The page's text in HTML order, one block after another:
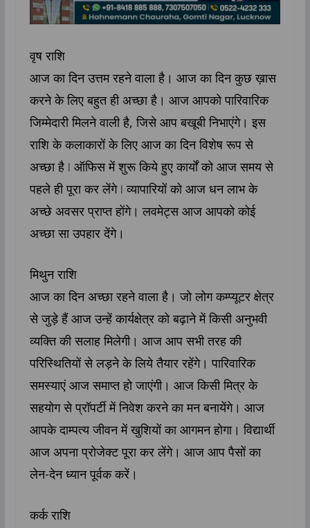
वृष राशि
आज का दिन उत्तम रहने वाला है। आज का दिन कुछ ख़ास
करने के लिए बहुत ही अच्छा है। आज आपको पारिवारिक
जिम्मेदारी मिलने वाली है, जिसे आप बखूबी निभाएंगे। इस
राशि के कलाकारों के लिए आज का दिन विशेष रूप से
अच्छा है ǀ ऑफिस में शुरू किये हुए कार्यों को आज समय से
पहले ही पूरा कर लेंगे ǀ व्यापारियों को आज धन लाभ के
अच्छे अवसर प्राप्त होंगे। लवमेट्स आज आपको कोई
अच्छा सा उपहार देंगे।
मिथुन राशि
आज का दिन अच्छा रहने वाला है। जो लोग कम्प्यूटर क्षेत्र
से जुड़े हैं आज उन्हें कार्यक्षेत्र को बढ़ाने में किसी अनुभवी
व्यक्ति की सलाह मिलेगी। आज आप सभी तरह की
परिस्थितियों से लड़ने के लिये तैयार रहेंगे। पारिवारिक
समस्याएं आज समाप्त हो जाएंगी। आज किसी मित्र के
सहयोग से प्रॉपर्टी में निवेश करने का मन बनायेंगे। आज
आपके दाम्पत्य जीवन में खुशियों का आगमन होगा। विद्यार्थी
आज अपना प्रोजेक्ट पूरा कर लेंगे। आज आप पैसों का
लेन-देन ध्यान पूर्वक करें।
कर्क राशि